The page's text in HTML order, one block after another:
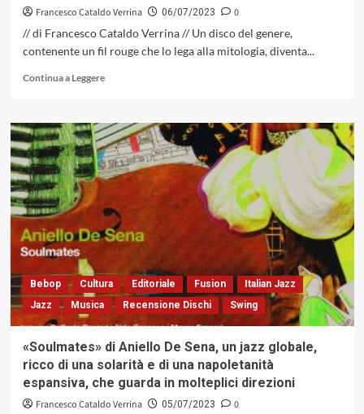
Francesco Cataldo Verrina 06/07/2023
0
// di Francesco Cataldo Verrina // Un disco del genere,
contenente un fil rouge che lo lega alla mitologia, diventa...
Continua a LeggereLeggi
su
Con
«Mito»
di
Cettina
e
Zoe
Pia…
fra
le
correnti
dell’anima
dell’immaginario
(Alfa
Music
2023)
Bebop Cultura Editoriale Fusion
Italian Jazz
Jazz
Musica Recensione Dischi Swing
«Soulmates» di Aniello De Sena, un jazz globale,
ricco di una solarità e di una napoletanità
espansiva, che guarda in molteplici direzioni
Francesco Cataldo Verrina 05/07/2023
0